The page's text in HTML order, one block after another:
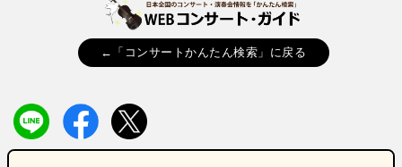
←「コンサートかんたん検索」に戻る